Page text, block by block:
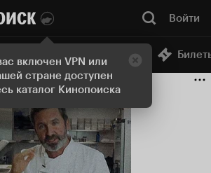
включен VPN или
стране доступен
каталог Кинопоиска
Войти
Онлайн-кинотеатр